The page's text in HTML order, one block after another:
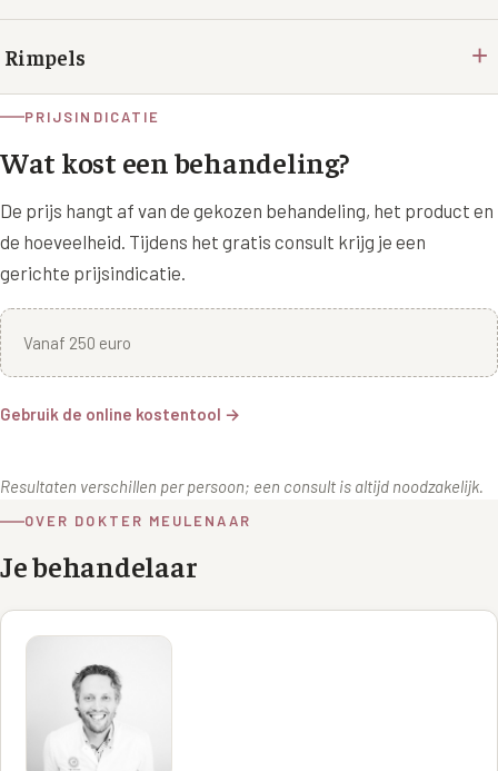
Rimpels +
PRIJSINDICATIE
Wat kost een behandeling?
De prijs hangt af van de gekozen behandeling, het product en
de hoeveelheid. Tijdens het gratis consult krijg je een
gerichte prijsindicatie.
Vanaf 250 euro
Gebruik de online kostentool →
Resultaten verschillen per persoon; een consult is altijd noodzakelijk.
OVER DOKTER MEULENAAR
Je behandelaar